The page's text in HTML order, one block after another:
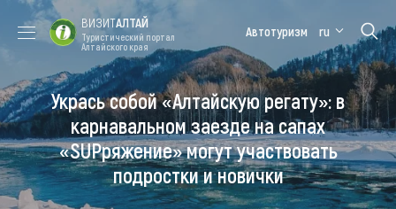
Форум VISIT
ALTAI
Цветение
маральника
Медицинский
форум
Алтайская
зимовка
Туры
Где побывать
ВИЗИТАЛТАЙ
Туристический портал
Алтайского края
Автотуризм ru
Укрась собой «Алтайскую регату»: в
карнавальном заезде на сапах
«SUPряжение» могут участвовать
подростки и новички